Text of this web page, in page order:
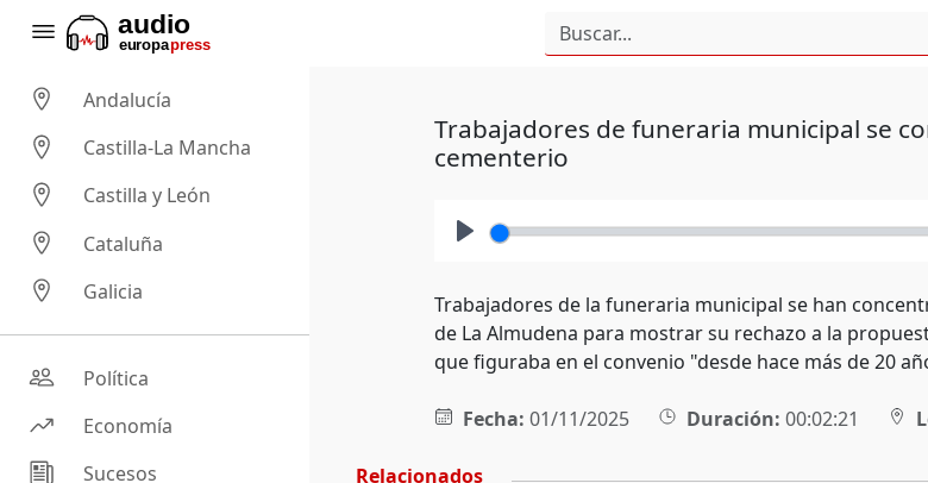
Andalucía
Castilla-La Mancha
Castilla y León
Cataluña
Galicia
Política
Economía
Sucesos
Trabajadores de funeraria municipal se
cementerio
Trabajadores de la funeraria municipal se han
de La Almudena para mostrar su rechazo a la
que figuraba en el convenio "desde hace más de 20
Fecha: 01/11/2025 Duración: 00:02:21
Relacionados